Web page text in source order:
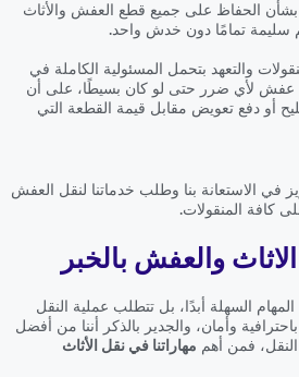
بشأن الحفاظ على جميع قطع العفش والأثاث
سليمة تمامًا دون خدش واحد.
والتعهد بتحمل المسئولية الكاملة في
لأي ضرر حتى لو كان بسيطًا، على أن
أو دفع تعويض مقابل قيمة القطعة التي
في الاستعانة بنا وطلب خدماتنا لنقل العفش
كافة المنقولات.
والعفش بالخبر
السهلة أبدًا، بل تتطلب عملية النقل
وأمان، والجدير بالذكر أننا من أفضل
فمن أهم مهاراتنا في نقل الأثاث